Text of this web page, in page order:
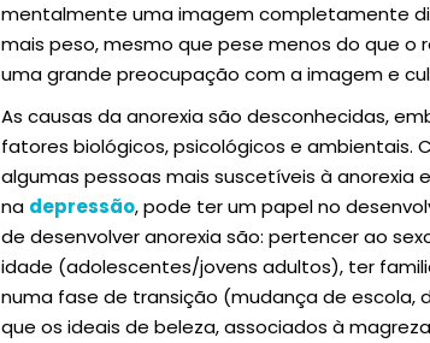
mentalmente uma imagem completamente
mais peso, mesmo que pese menos do que
uma grande preocupação com a imagem e
As causas da anorexia são desconhecidas,
fatores biológicos, psicológicos e
algumas pessoas mais suscetíveis à anorexia
na depressão, pode ter um papel no
de desenvolver anorexia são: pertencer ao
idade (adolescentes/jovens adultos), ter
numa fase de transição (mudança de
que os ideais de beleza, associados à